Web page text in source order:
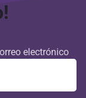
electrónico